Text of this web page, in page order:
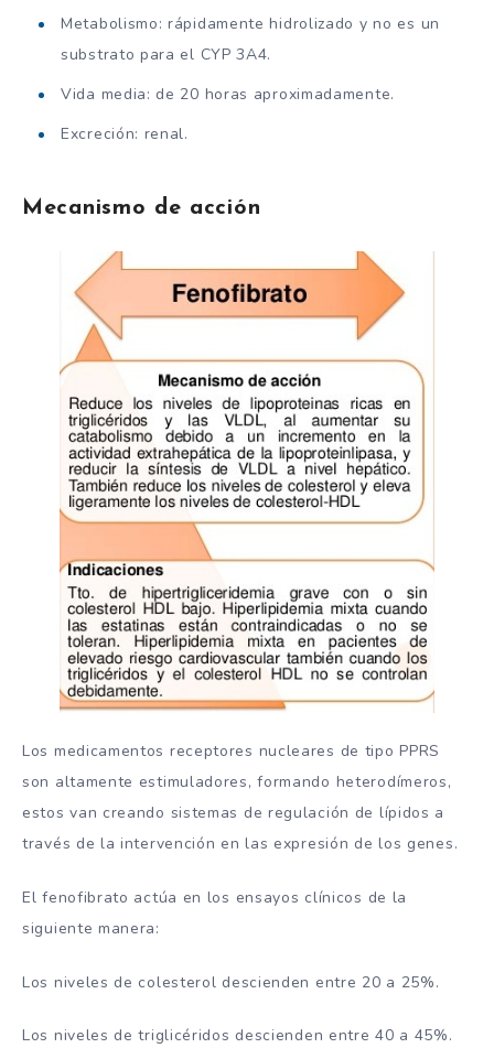
Metabolismo: rápidamente hidrolizado y no es un
substrato para el CYP 3A4.
Vida media: de 20 horas aproximadamente.
Excreción: renal.
Mecanismo de acción
Los medicamentos receptores nucleares de tipo PPRS
son altamente estimuladores, formando heterodímeros,
estos van creando sistemas de regulación de lípidos a
través de la intervención en las expresión de los genes.
El fenofibrato actúa en los ensayos clínicos de la
siguiente manera:
Los niveles de colesterol descienden entre 20 a 25%.
Los niveles de triglicéridos descienden entre 40 a 45%.